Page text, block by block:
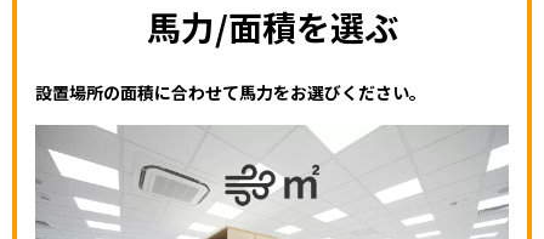
馬力/面積を選ぶ
設置場所の面積に合わせて馬力をお選びください。